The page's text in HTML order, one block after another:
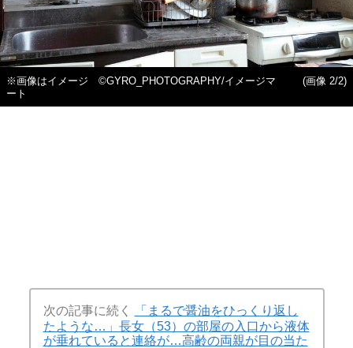
※画像はイメージ ©GYRO_PHOTOGRAPHY/イメージマ
ート
(画像 2/2)
次の記事に続く
「まるで醤油をひっくり返し
たような…」長女（53）の部屋の入口から液体
が垂れていると連絡が…高齢の両親が目の当た